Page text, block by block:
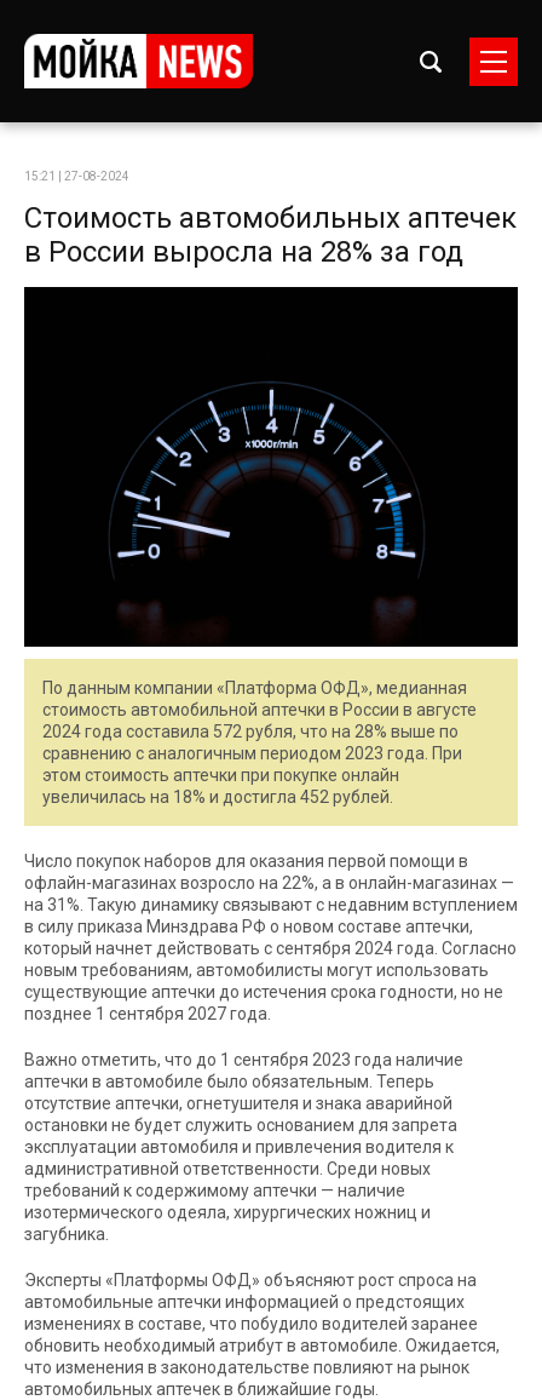
15:21 | 27-08-2024
Стоимость автомобильных аптечек
в России выросла на 28% за год
По данным компании «Платформа ОФД», медианная
стоимость автомобильной аптечки в России в августе
2024 года составила 572 рубля, что на 28% выше по
сравнению с аналогичным периодом 2023 года. При
этом стоимость аптечки при покупке онлайн
увеличилась на 18% и достигла 452 рублей.
Число покупок наборов для оказания первой помощи в
офлайн-магазинах возросло на 22%, а в онлайн-магазинах —
на 31%. Такую динамику связывают с недавним вступлением
в силу приказа Минздрава РФ о новом составе аптечки,
который начнет действовать с сентября 2024 года. Согласно
новым требованиям, автомобилисты могут использовать
существующие аптечки до истечения срока годности, но не
позднее 1 сентября 2027 года.
Важно отметить, что до 1 сентября 2023 года наличие
аптечки в автомобиле было обязательным. Теперь
отсутствие аптечки, огнетушителя и знака аварийной
остановки не будет служить основанием для запрета
эксплуатации автомобиля и привлечения водителя к
административной ответственности. Среди новых
требований к содержимому аптечки — наличие
изотермического одеяла, хирургических ножниц и
загубника.
Эксперты «Платформы ОФД» объясняют рост спроса на
автомобильные аптечки информацией о предстоящих
изменениях в составе, что побудило водителей заранее
обновить необходимый атрибут в автомобиле. Ожидается,
что изменения в законодательстве повлияют на рынок
автомобильных аптечек в ближайшие годы.